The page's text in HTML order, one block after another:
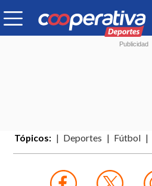
Tópicos: Deportes Fútbol